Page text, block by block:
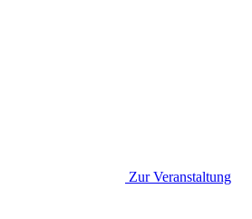
Zur Veranstaltung